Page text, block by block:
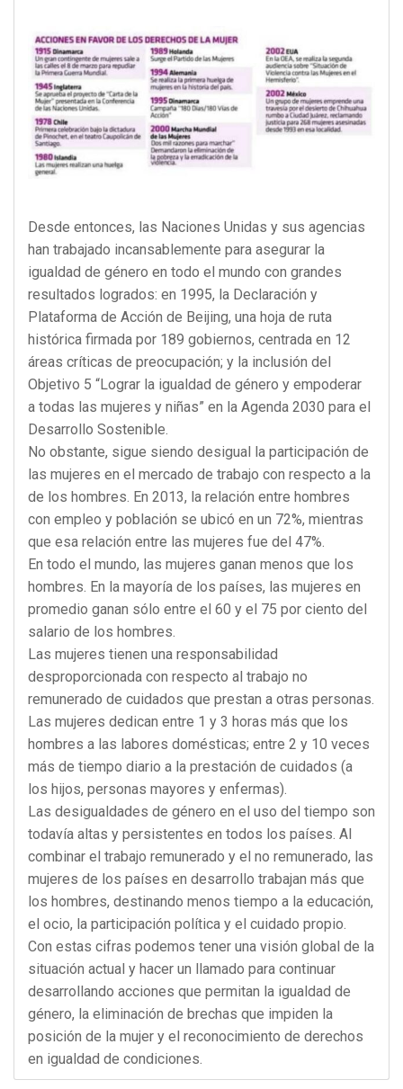
Desde entonces, las Naciones Unidas y sus agencias
han trabajado incansablemente para asegurar la
igualdad de género en todo el mundo con grandes
resultados logrados: en 1995, la Declaración y
Plataforma de Acción de Beijing, una hoja de ruta
histórica firmada por 189 gobiernos, centrada en 12
áreas críticas de preocupación; y la inclusión del
Objetivo 5 “Lograr la igualdad de género y empoderar
a todas las mujeres y niñas” en la Agenda 2030 para el
Desarrollo Sostenible.
No obstante, sigue siendo desigual la participación de
las mujeres en el mercado de trabajo con respecto a la
de los hombres. En 2013, la relación entre hombres
con empleo y población se ubicó en un 72%, mientras
que esa relación entre las mujeres fue del 47%.
En todo el mundo, las mujeres ganan menos que los
hombres. En la mayoría de los países, las mujeres en
promedio ganan sólo entre el 60 y el 75 por ciento del
salario de los hombres.
Las mujeres tienen una responsabilidad
desproporcionada con respecto al trabajo no
remunerado de cuidados que prestan a otras personas.
Las mujeres dedican entre 1 y 3 horas más que los
hombres a las labores domésticas; entre 2 y 10 veces
más de tiempo diario a la prestación de cuidados (a
los hijos, personas mayores y enfermas).
Las desigualdades de género en el uso del tiempo son
todavía altas y persistentes en todos los países. Al
combinar el trabajo remunerado y el no remunerado, las
mujeres de los países en desarrollo trabajan más que
los hombres, destinando menos tiempo a la educación,
el ocio, la participación política y el cuidado propio.
Con estas cifras podemos tener una visión global de la
situación actual y hacer un llamado para continuar
desarrollando acciones que permitan la igualdad de
género, la eliminación de brechas que impiden la
posición de la mujer y el reconocimiento de derechos
en igualdad de condiciones.